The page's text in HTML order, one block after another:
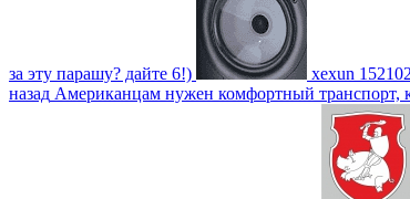
за эту парашу? дайте 6!) xexun
назад Американцам нужен комфортный транспорт,